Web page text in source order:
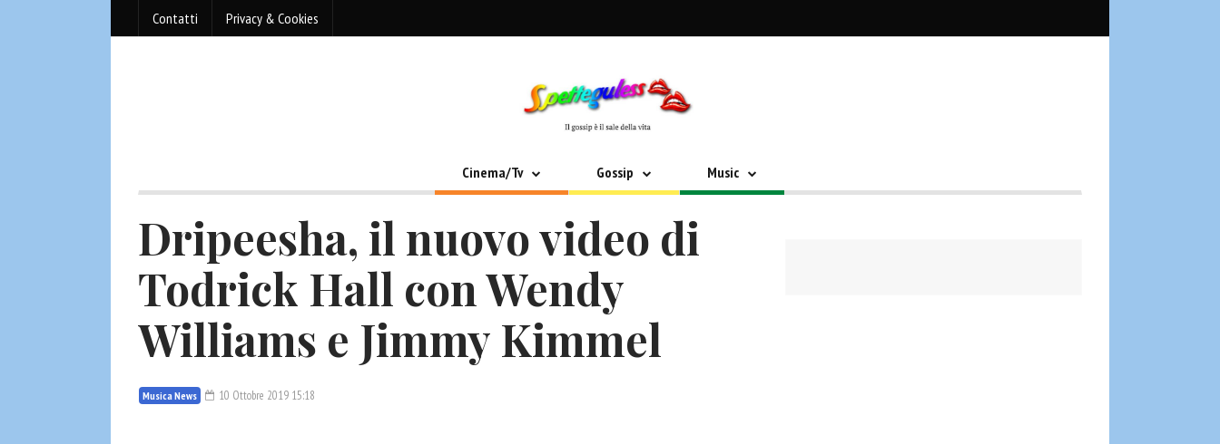
Contatti Privacy & Cookies
Cinema/Tv Gossip Music
Dripeesha, il nuovo video di
Todrick Hall con Wendy
Williams e Jimmy Kimmel
Musica News 10 Ottobre 2019 15:18